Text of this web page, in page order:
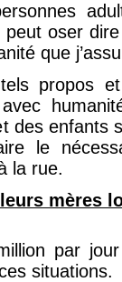
oser
que
propos
des enfants
le
la rue.
mères
par
situations.